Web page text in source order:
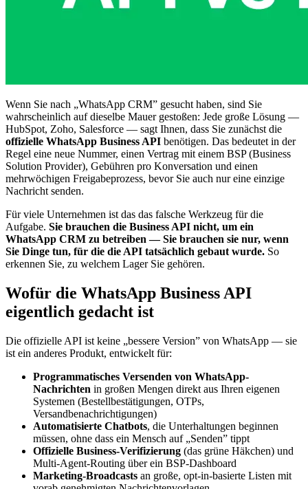
Wenn Sie nach „WhatsApp CRM” gesucht haben, sind Sie
wahrscheinlich auf dieselbe Mauer gestoßen: Jede große Lösung —
HubSpot, Zoho, Salesforce — sagt Ihnen, dass Sie zunächst die
offizielle WhatsApp Business API benötigen. Das bedeutet in der
Regel eine neue Nummer, einen Vertrag mit einem BSP (Business
Solution Provider), Gebühren pro Konversation und einen
mehrwöchigen Freigabeprozess, bevor Sie auch nur eine einzige
Nachricht senden.
Für viele Unternehmen ist das das falsche Werkzeug für die
Aufgabe. Sie brauchen die Business API nicht, um ein
WhatsApp CRM zu betreiben — Sie brauchen sie nur, wenn
Sie Dinge tun, für die die API tatsächlich gebaut wurde. So
erkennen Sie, zu welchem Lager Sie gehören.
Wofür die WhatsApp Business API
eigentlich gedacht ist
Die offizielle API ist keine „bessere Version” von WhatsApp — sie
ist ein anderes Produkt, entwickelt für:
Programmatisches Versenden von WhatsApp-
Nachrichten in großen Mengen direkt aus Ihren eigenen
Systemen (Bestellbestätigungen, OTPs,
Versandbenachrichtigungen)
Automatisierte Chatbots, die Unterhaltungen beginnen
müssen, ohne dass ein Mensch auf „Senden” tippt
Offizielle Business-Verifizierung (das grüne Häkchen) und
Multi-Agent-Routing über ein BSP-Dashboard
Marketing-Broadcasts an große, opt-in-basierte Listen mit